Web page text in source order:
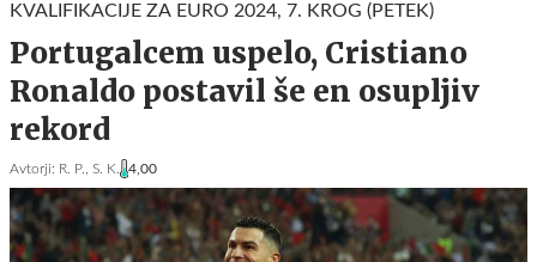
KVALIFIKACIJE ZA EURO 2024, 7. KROG (PETEK)
Portugalcem uspelo, Cristiano
Ronaldo postavil še en osupljiv
rekord
Avtorji: R. P., S. K. 4,00